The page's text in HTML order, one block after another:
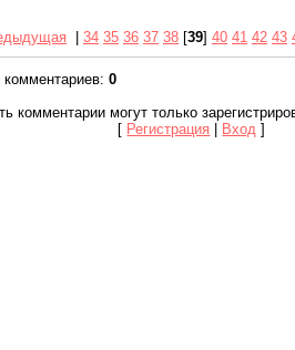
34 35 36 37 38 [39] 40 41 42 43
комментариев: 0
комментарии могут только
[ Регистрация | Вход ]